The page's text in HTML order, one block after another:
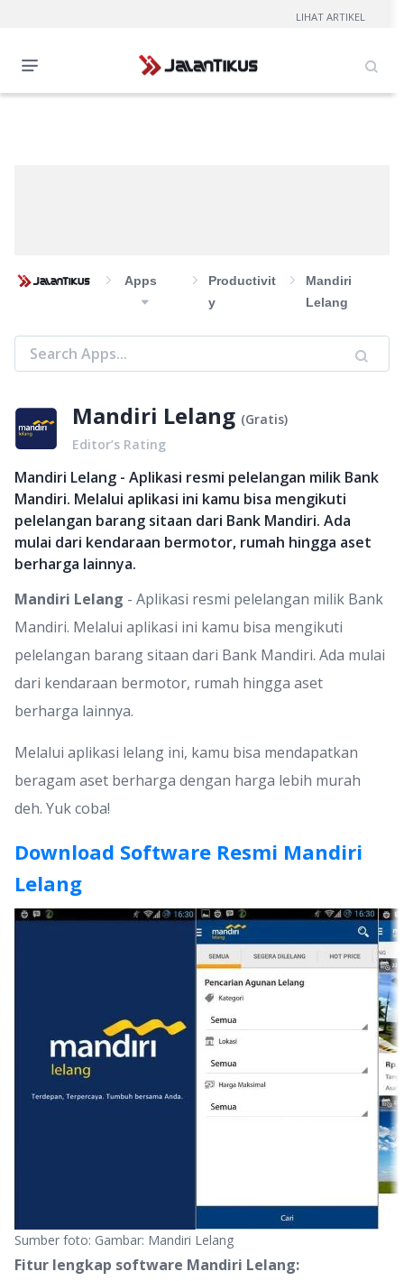
Apps
Productivit
Y
Mandiri
Lelang
Mandiri Lelang (Gratis)
Editor’s Rating
Mandiri Lelang - Aplikasi resmi pelelangan milik Bank
Mandiri. Melalui aplikasi ini kamu bisa mengikuti
pelelangan barang sitaan dari Bank Mandiri. Ada
mulai dari kendaraan bermotor, rumah hingga aset
berharga lainnya.
Mandiri Lelang - Aplikasi resmi pelelangan milik Bank
Mandiri. Melalui aplikasi ini kamu bisa mengikuti
pelelangan barang sitaan dari Bank Mandiri. Ada mulai
dari kendaraan bermotor, rumah hingga aset
berharga lainnya.
Melalui aplikasi lelang ini, kamu bisa mendapatkan
beragam aset berharga dengan harga lebih murah
deh. Yuk coba!
Download Software Resmi Mandiri
Lelang
Sumber foto: Gambar: Mandiri Lelang
Fitur lengkap software Mandiri Lelang:
LIHAT ARTIKEL